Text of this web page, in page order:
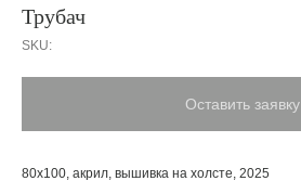
Трубач
SKU:
Оставить заявку
80х100, акрил, вышивка на холсте, 2025